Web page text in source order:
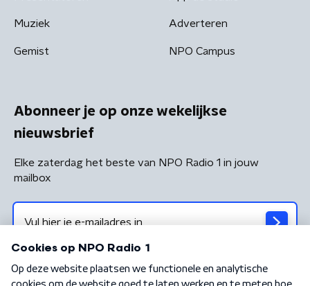
Muziek
Gemist
Adverteren
NPO Campus
Abonneer je op onze wekelijkse
nieuwsbrief
Elke zaterdag het beste van NPO Radio 1 in jouw
mailbox